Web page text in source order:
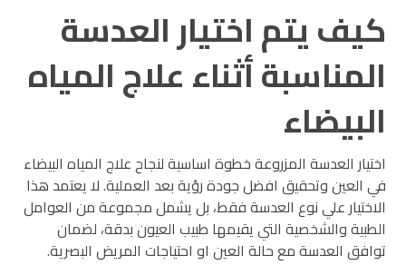
كيف يتم اختيار العدسة
المناسبة أثناء علاج المياه
البيضاء
اختيار العدسة المزروعة خطوة اساسية لنجاح علاج المياه البيضاء
في العين وتحقيق افضل جودة رؤية بعد العملية. لا يعتمد هذا
الاختيار علي نوع العدسة فقط، بل يشمل مجموعة من العوامل
الطبية والشخصية التي يقيمها طبيب العيون بدقة، لضمان
توافق العدسة مع حالة العين او احتياجات المريض البصرية.